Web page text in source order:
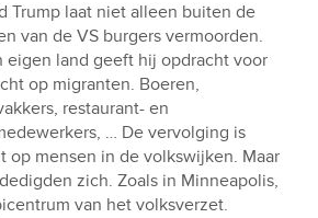
Trump laat niet alleen buiten de
van de VS burgers vermoorden.
eigen land geeft hij opdracht voor
op migranten. Boeren,
restaurant- en
… De vervolging is
op mensen in de volkswijken. Maar
zich. Zoals in Minneapolis,
van het volksverzet.